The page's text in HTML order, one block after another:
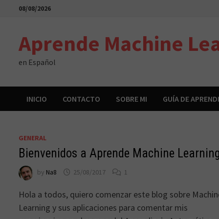
08/08/2026
Aprende Machine
en Español
INICIO CONTACTO SOBRE MI GUÍA DE
GENERAL
Bienvenidos a Aprende Machine Learning
by Na8 25/08/2017 1
Hola a todos, quiero comenzar este blog sobre
Learning y sus aplicaciones para comentar mis